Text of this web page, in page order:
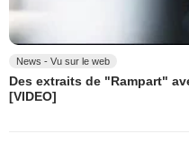
News - Vu sur le web
Des extraits de "Rampart"
[VIDEO]